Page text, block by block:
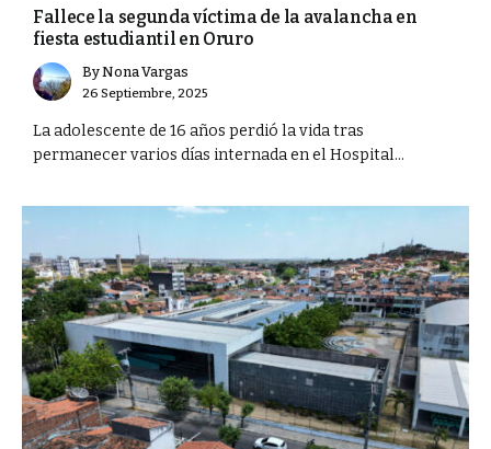
Fallece la segunda víctima de la avalancha en
fiesta estudiantil en Oruro
ByNona Vargas
26 Septiembre, 2025
La adolescente de 16 años perdió la vida tras
permanecer varios días internada en el Hospital...